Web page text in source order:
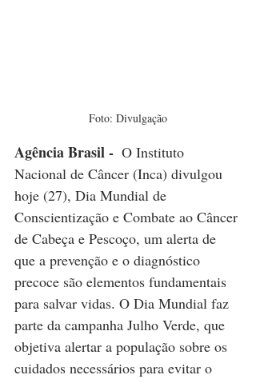
Foto: Divulgação
Agência Brasil - O Instituto
Nacional de Câncer (Inca) divulgou
hoje (27), Dia Mundial de
Conscientização e Combate ao Câncer
de Cabeça e Pescoço, um alerta de
que a prevenção e o diagnóstico
precoce são elementos fundamentais
para salvar vidas. O Dia Mundial faz
parte da campanha Julho Verde, que
objetiva alertar a população sobre os
cuidados necessários para evitar o